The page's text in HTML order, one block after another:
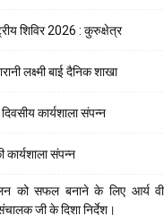
शिविर 2026 : कुरुक्षेत्र
लक्ष्मी बाई दैनिक शाखा
कार्यशाला संपन्न
कार्यशाला संपन्न
को सफल बनाने के लिए आर्य
जी के दिशा निर्देश।